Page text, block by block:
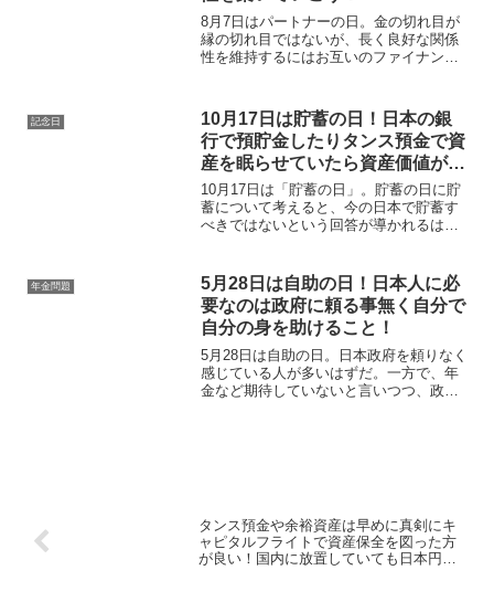
8月7日はパートナーの日。金の切れ目が
縁の切れ目ではないが、長く良好な関係
性を維持するにはお互いのファイナンシ
に心が繋がっている事が重要と言える。
記念日
10月17日は貯蓄の日！日本の銀
行で預貯金したりタンス預金で資
産を眠らせていたら資産価値が目
減りするので要注意！
10月17日は「貯蓄の日」。貯蓄の日に貯
蓄について考えると、今の日本で貯蓄す
べきではないという回答が導かれるはず
国内で貯蓄していると資産価値は目減り
するばかりである。
年金問題
5月28日は自助の日！日本人に必
要なのは政府に頼る事無く自分で
自分の身を助けること！
5月28日は自助の日。日本政府を頼りなく
感じている人が多いはずだ。一方で、年
金など期待していないと言いつつ、政府
タンス預金や余裕資産は早めに真剣にキ
ャピタルフライトで資産保全を図った方
が良い！国内に放置していても日本円リ